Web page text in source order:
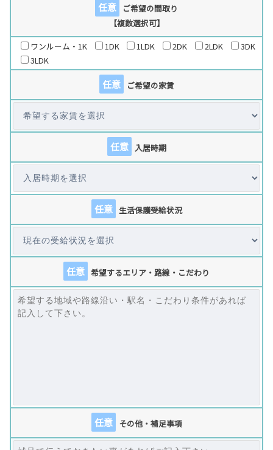
任意
ご希望の間取り
【複数選択可】
ワンルーム・1K
1DK 1LDK 2DK 2LDK
3DK
3LDK
任意 ご希望の家賃
任意 入居時期
任意 生活保護受給状況
任意 希望するエリア・路線・こだわり
任意 その他・補足事項